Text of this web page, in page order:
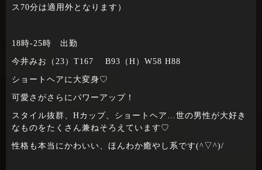
ス70分は適用外となります）
18時‐25時 出勤
今井みお（23）T167 B93（H）W58 H88
ショートヘアに大変身♡
可愛さがさらにパワーアップ！
スタイル抜群、Hカップ、ショートヘア…世の男性が大好き
なものをたくさん兼ねそろえています♡
性格も本当にかわいい、ほんわか癒やし系です(^▽^)/